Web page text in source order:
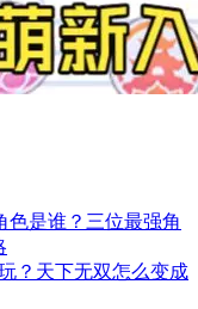
色是谁？三位最强角
？天下无双怎么变成